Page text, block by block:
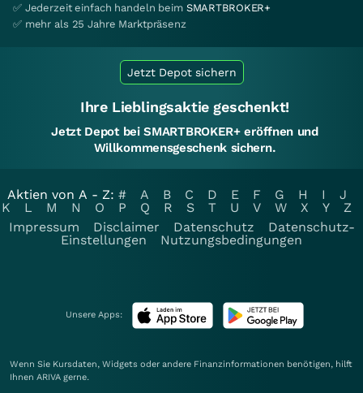
✅ Jederzeit einfach handeln beim SMARTBROKER+
✅ mehr als 25 Jahre Marktpräsenz
Jetzt Depot sichern
Ihre Lieblingsaktie geschenkt!
Jetzt Depot bei SMARTBROKER+ eröffnen und
Willkommensgeschenk sichern.
Aktien von A - Z: # A B C D E F G H I
J
K
L M N O P Q R S T U V W X Y
Z
Impressum
Disclaimer Datenschutz
Datenschutz-
Einstellungen
Nutzungsbedingungen
Unsere Apps:
Wenn Sie Kursdaten, Widgets oder andere Finanzinformationen benötigen, hilft
Ihnen ARIVA gerne.